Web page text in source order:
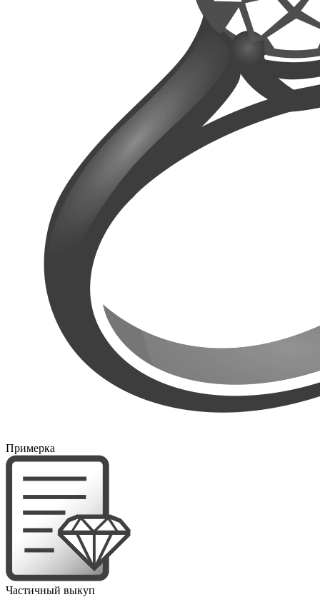
Примерка
Частичный выкуп